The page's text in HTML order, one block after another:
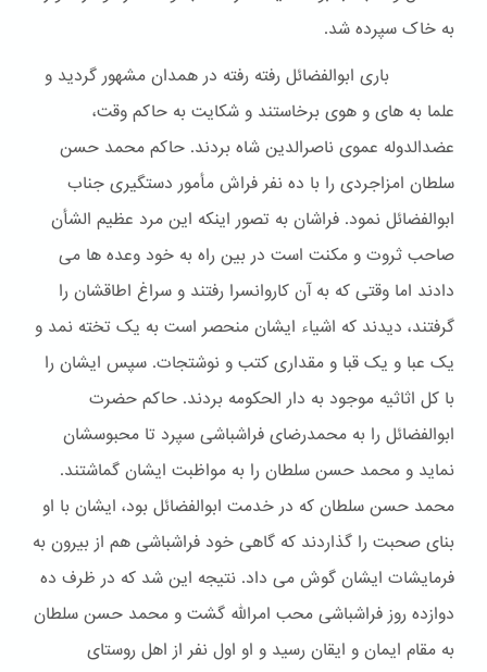
به خاک سپرده شد.
باری ابوالفضائل رفته رفته در همدان مشهور گردید و
علما به های و هوی برخاستند و شکایت به حاکم وقت،
عضدالدوله عموی ناصرالدین شاه بردند. حاکم محمد حسن
سلطان امزاجردی را با ده نفر فراش مأمور دستگیری جناب
ابوالفضائل نمود. فراشان به تصور اینکه این مرد عظیم الشأن
صاحب ثروت و مکنت است در بین راه به خود وعده ها می
دادند اما وقتی که به آن کاروانسرا رفتند و سراغ اطاقشان را
گرفتند، دیدند که اشیاء ایشان منحصر است به یک تخته نمد و
یک عبا و یک قبا و مقداری کتب و نوشتجات. سپس ایشان را
با کل اثاثیه موجود به دار الحکومه بردند. حاکم حضرت
ابوالفضائل را به محمدرضای فراشباشی سپرد تا محبوسشان
نماید و محمد حسن سلطان را به مواظبت ایشان گماشتند.
محمد حسن سلطان که در خدمت ابوالفضائل بود، ایشان با او
بنای صحبت را گذاردند که گاهی خود فراشباشی هم از بیرون به
فرمایشات ایشان گوش می داد. نتیجه این شد که در ظرف ده
دوازده روز فراشباشی محب امرالله گشت و محمد حسن سلطان
به مقام ایمان و ایقان رسید و او اول نفر از اهل روستای